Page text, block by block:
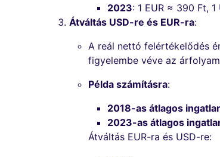
2023: 1 EUR ≈ 390 Ft,
Átváltás USD-re és EUR-ra:
A reál nettó felértékelődés
figyelembe véve az
Példa számításra:
2018-as átlagos
2023-as átlagos
Átváltás EUR-ra és USD-re: